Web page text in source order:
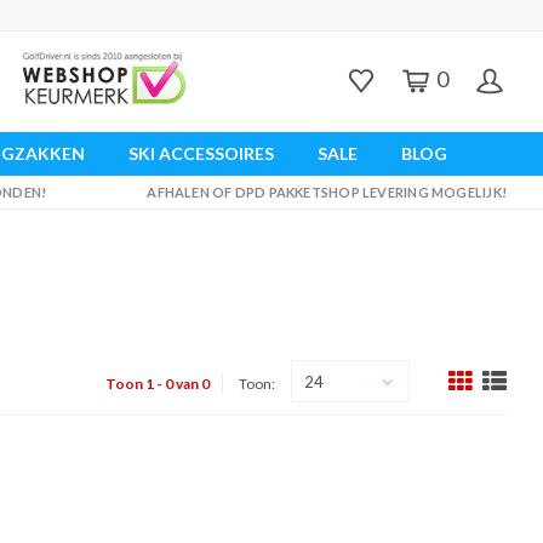
0
SKI ACCESSOIRES SALE BLOG
AFHALEN OF DPD PAKKETSHOP LEVERING MOGELIJK!
Toon 1 - 0 van 0 Toon: 24